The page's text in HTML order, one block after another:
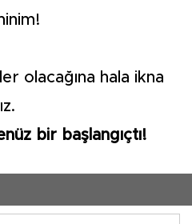
olacağına hala ikna
bir başlangıçtı!